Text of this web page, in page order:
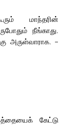
மாந்தரின்
நீங்காது.
அருள்வாராக. –
கேட்டு